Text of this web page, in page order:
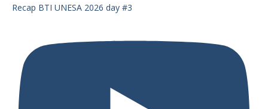
Recap BTI UNESA 2026 day #3